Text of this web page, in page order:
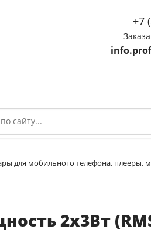
+7
для мобильного телефона, плееры,
2х3Вт